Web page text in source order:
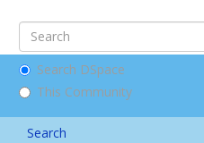
Search DSpace
This Community
Search